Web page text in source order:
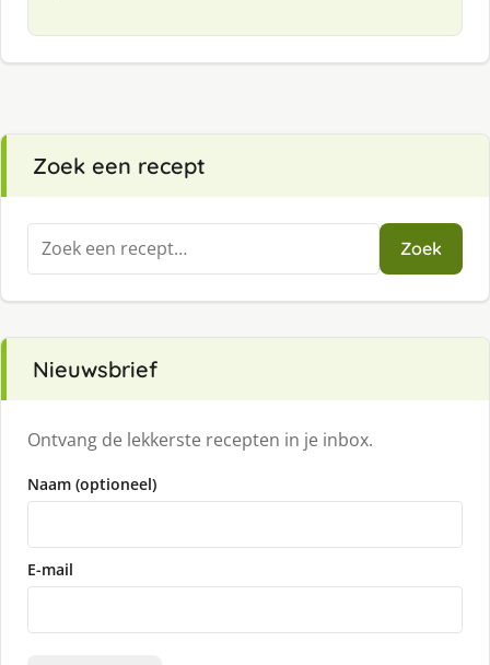
Zoek een recept
Zoeken
naar:
Zoek
Nieuwsbrief
Ontvang de lekkerste recepten in je inbox.
Naam (optioneel)
E-mail